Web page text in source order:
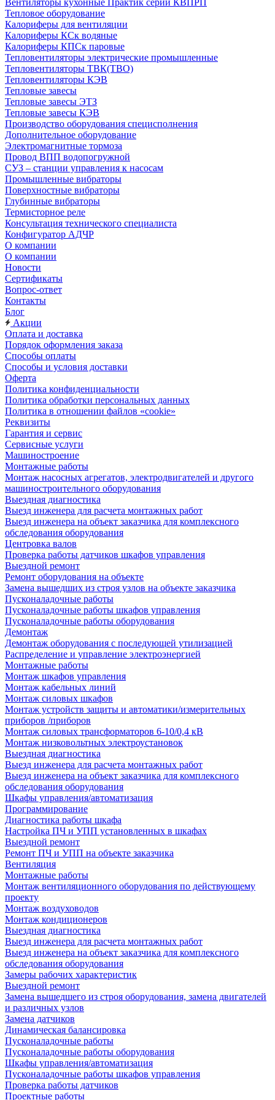
Вентиляторы кухонные Практик серии КВПРП
Тепловое оборудование
Калориферы для вентиляции
Калориферы КСк водяные
Калориферы КПСк паровые
Тепловентиляторы электрические промышленные
Тепловентиляторы ТВК(ТВО)
Тепловентиляторы КЭВ
Тепловые завесы
Тепловые завесы ЭТЗ
Тепловые завесы КЭВ
Производство оборудования специсполнения
Дополнительное оборудование
Электромагнитные тормоза
Провод ВПП водопогружной
СУЗ – станции управления к насосам
Промышленные вибраторы
Поверхностные вибраторы
Глубинные вибраторы
Термисторное реле
Консультация технического специалиста
Конфигуратор АДЧР
О компании
О компании
Новости
Сертификаты
Вопрос-ответ
Контакты
Блог
Акции
Оплата и доставка
Порядок оформления заказа
Способы оплаты
Способы и условия доставки
Оферта
Политика конфиденциальности
Политика обработки персональных данных
Политика в отношении файлов «cookie»
Реквизиты
Гарантия и сервис
Сервисные услуги
Машиностроение
Монтажные работы
Монтаж насосных агрегатов, электродвигателей и другого
машиностроительного оборудования
Выездная диагностика
Выезд инженера для расчета монтажных работ
Выезд инженера на объект заказчика для комплексного
обследования оборудования
Центровка валов
Проверка работы датчиков шкафов управления
Выездной ремонт
Ремонт оборудования на объекте
Замена вышедших из строя узлов на объекте заказчика
Пусконаладочные работы
Пусконаладочные работы шкафов управления
Пусконаладочные работы оборудования
Демонтаж
Демонтаж оборудования с последующей утилизацией
Распределение и управление электроэнергией
Монтажные работы
Монтаж шкафов управления
Монтаж кабельных линий
Монтаж силовых шкафов
Монтаж устройств защиты и автоматики/измерительных
приборов /приборов
Монтаж силовых трансформаторов 6-10/0,4 кВ
Монтаж низковольтных электроустановок
Выездная диагностика
Выезд инженера для расчета монтажных работ
Выезд инженера на объект заказчика для комплексного
обследования оборудования
Шкафы управления/автоматизация
Программирование
Диагностика работы шкафа
Настройка ПЧ и УПП установленных в шкафах
Выездной ремонт
Ремонт ПЧ и УПП на объекте заказчика
Вентиляция
Монтажные работы
Монтаж вентиляционного оборудования по действующему
проекту
Монтаж воздуховодов
Монтаж кондиционеров
Выездная диагностика
Выезд инженера для расчета монтажных работ
Выезд инженера на объект заказчика для комплексного
обследования оборудования
Замеры рабочих характеристик
Выездной ремонт
Замена вышедшего из строя оборудования, замена двигателей
и различных узлов
Замена датчиков
Динамическая балансировка
Пусконаладочные работы
Пусконаладочные работы оборудования
Шкафы управления/автоматизация
Пусконаладочные работы шкафов управления
Проверка работы датчиков
Проектные работы